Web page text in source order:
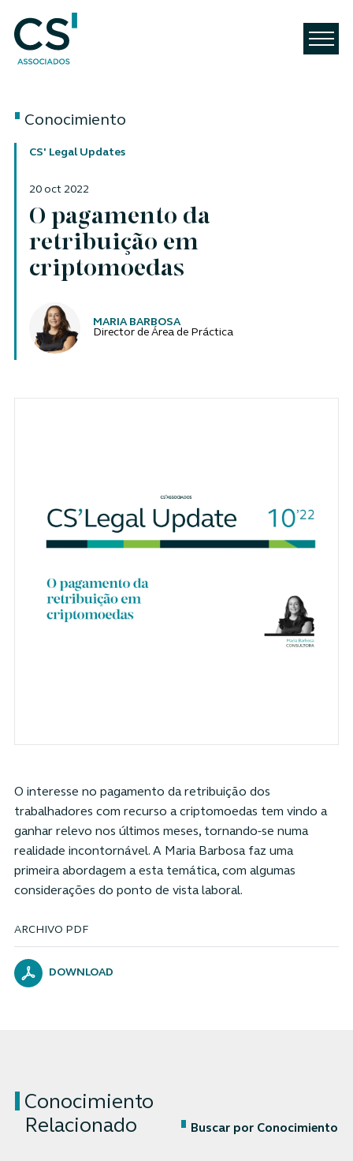
Conocimiento
CS' Legal Updates
20 oct 2022
O pagamento da
retribuição em
criptomoedas
Autores
MARIA BARBOSA
Director de Área de Práctica
ARCHIVO PDF
DOWNLOAD
O interesse no pagamento da retribuição dos
trabalhadores com recurso a criptomoedas tem vindo a
ganhar relevo nos últimos meses, tornando-se numa
realidade incontornável. A Maria Barbosa faz uma
primeira abordagem a esta temática, com algumas
considerações do ponto de vista laboral.
Conocimiento
Relacionado
Buscar por Conocimiento